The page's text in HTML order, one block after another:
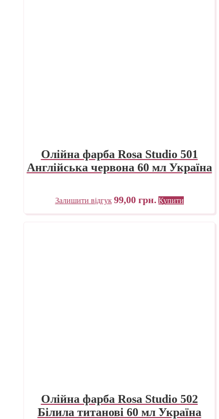
Олійна фарба Rosa Studio 501
Англійська червона 60 мл Україна
Залишити відгук 99,00 грн. Купити
Олійна фарба Rosa Studio 502
Білила титанові 60 мл Україна